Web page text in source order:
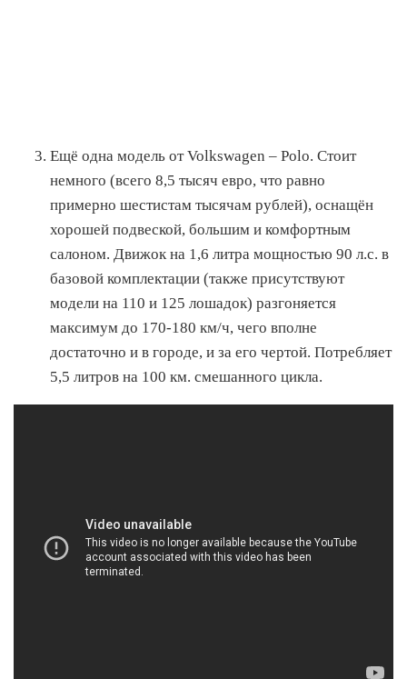
Ещё одна модель от Volkswagen – Polo. Стоит
немного (всего 8,5 тысяч евро, что равно
примерно шестистам тысячам рублей), оснащён
хорошей подвеской, большим и комфортным
салоном. Движок на 1,6 литра мощностью 90 л.с. в
базовой комплектации (также присутствуют
модели на 110 и 125 лошадок) разгоняется
максимум до 170-180 км/ч, чего вполне
достаточно и в городе, и за его чертой. Потребляет
5,5 литров на 100 км. смешанного цикла.